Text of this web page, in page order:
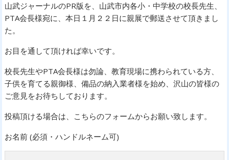
山武ジャーナルのPR版を、山武市内各小・中学校の校長先生、
PTA会長様宛に、本日１月２２日に親展で郵送させて頂きまし
た。
お目を通して頂ければ幸いです。
校長先生やPTA会長様は勿論、教育現場に携わられている方、
子供を育てる親御様、備品の納入業者様を始め、沢山の皆様の
ご意見をお待ちしております。
投稿頂ける場合は、こちらのフォームからお願い致します。
お名前 (必須・ハンドルネーム可)